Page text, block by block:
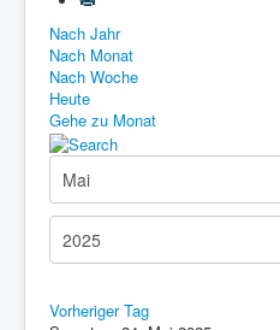
Leistungen
Ausbildung
Fachbetriebe
Unsere Kontaktdaten
Links
Impressum
Datenschutz
Nach Jahr
Nach Monat
Nach Woche
Heute
Gehe zu Monat
Vorheriger Tag